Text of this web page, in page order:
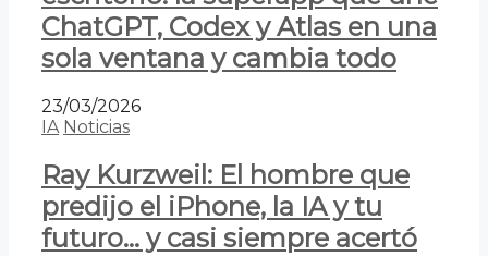
ChatGPT, Codex y Atlas en una
sola ventana y cambia todo
23/03/2026
IA Noticias
Ray Kurzweil: El hombre que
predijo el iPhone, la IA y tu
futuro… y casi siempre acertó